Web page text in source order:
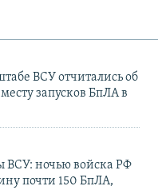
ВСУ отчитались об
запусков БпЛА в
ВСУ: ночью войска РФ
почти 150 БпЛА,